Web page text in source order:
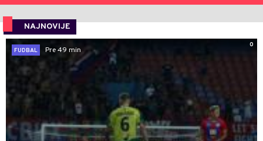
NAJNOVIJE
0
FUDBAL
Pre 49 min